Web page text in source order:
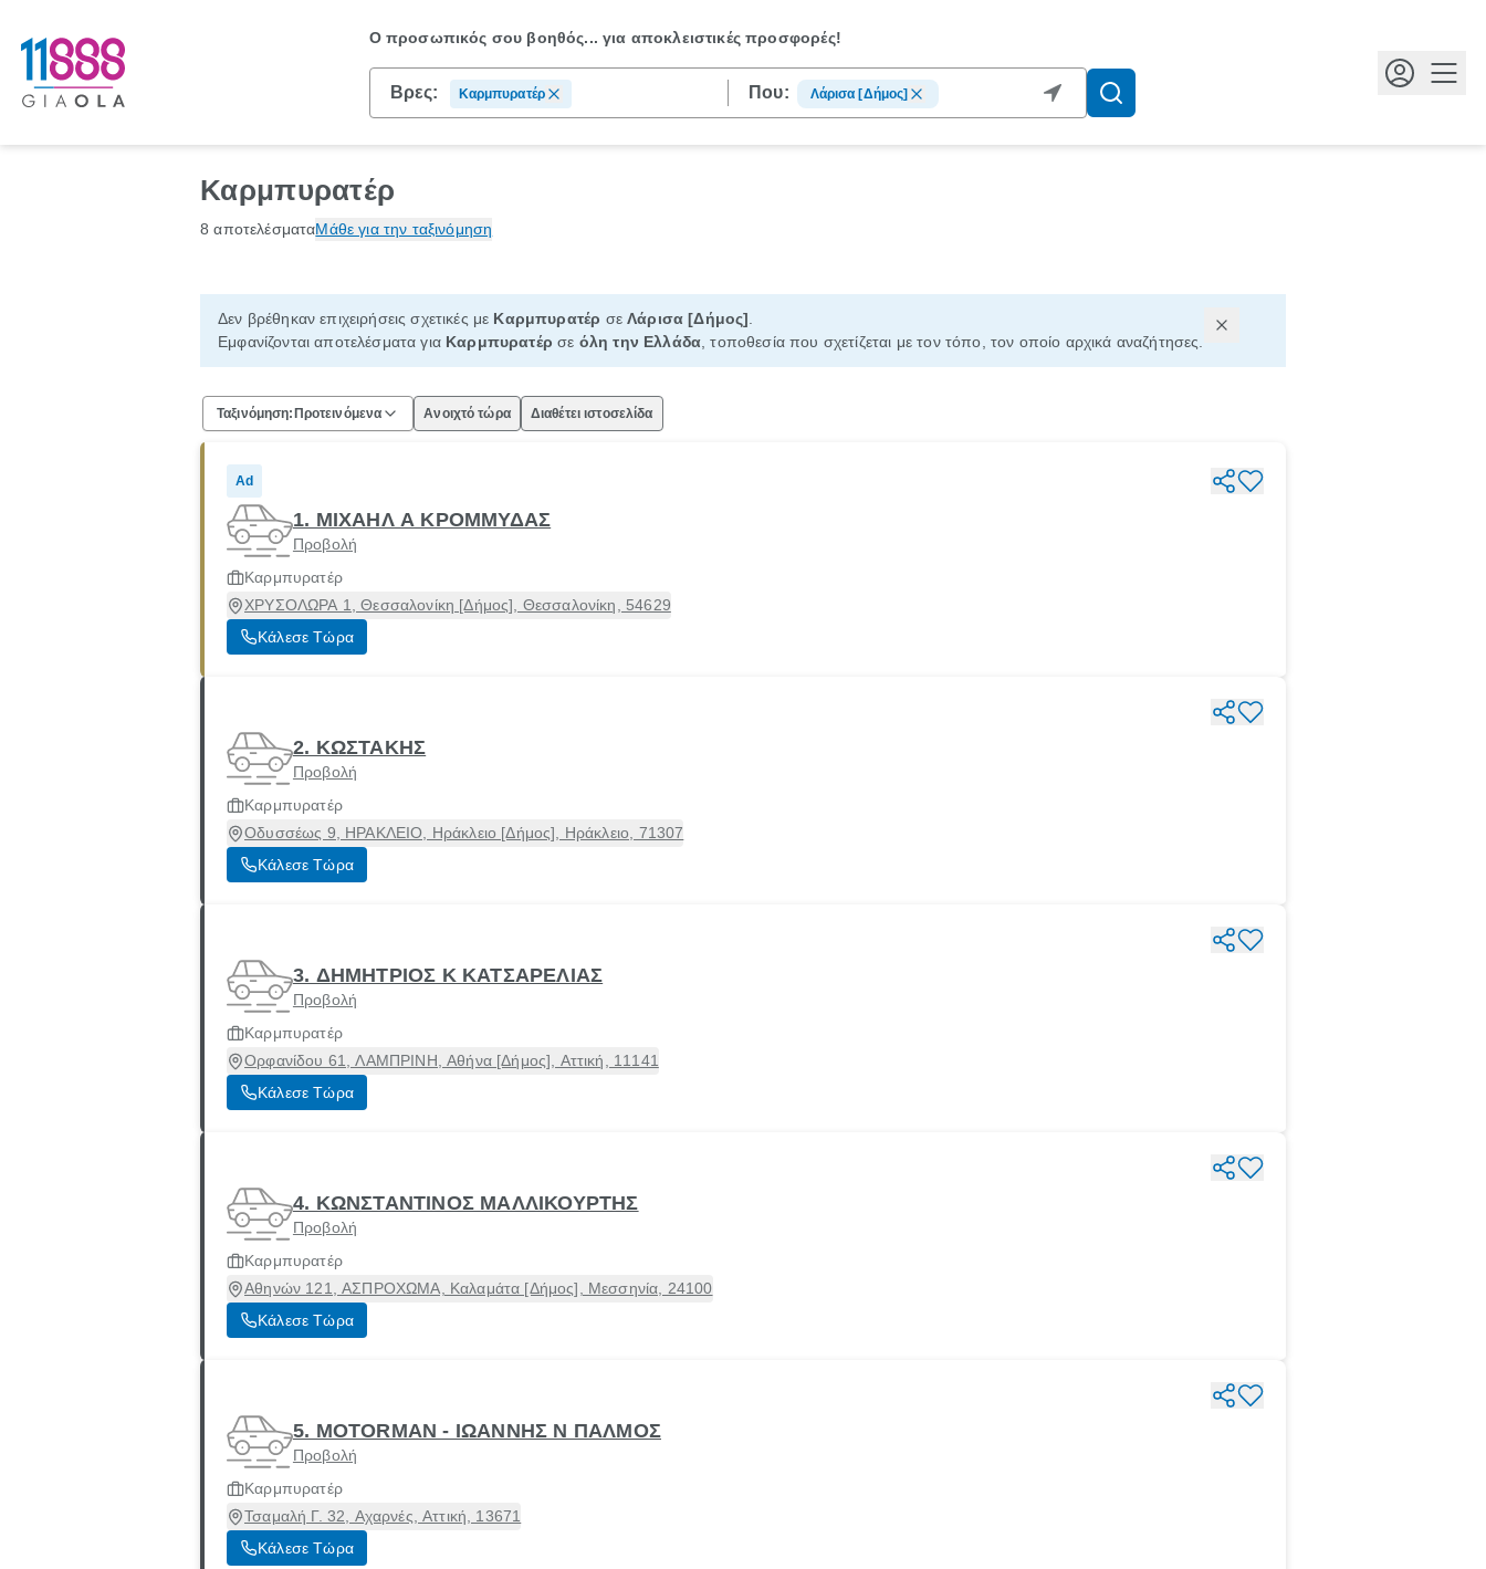
Ο προσωπικός σου βοηθός...για αποκλειστικές προσφορές!
Βρες: Καρμπυρατέρ Που: Λάρισα [Δήμος]
Καρμπυρατέρ
8 αποτελέσματαΜάθε για την ταξινόμηση
Δεν βρέθηκαν επιχειρήσεις σχετικές με Καρμπυρατέρ σεΛάρισα [Δήμος]
Εμφανίζονται αποτελέσματα για Καρμπυρατέρ σε όλη την Ελλάδα , τοποθεσία που σχετίζεται με τον τόπο, τον οποίο αρχικά αναζήτησες.
Ταξινόμηση: Προτεινόμενα Ανοιχτό τώρα Διαθέτει ιστοσελίδα
Ad
1. ΜΙΧΑΗΛ Α ΚΡΟΜΜΥΔΑΣ
Προβολή
Καρμπυρατέρ
ΧΡΥΣΟΛΩΡΑ 1, Θεσσαλονίκη [Δήμος], Θεσσαλονίκη, 54629
Κάλεσε Τώρα
2. ΚΩΣΤΑΚΗΣ
Προβολή
Καρμπυρατέρ
Οδυσσέως 9, ΗΡΑΚΛΕΙΟ, Ηράκλειο [Δήμος], Ηράκλειο, 71307
Κάλεσε Τώρα
3. ΔΗΜΗΤΡΙΟΣ Κ ΚΑΤΣΑΡΕΛΙΑΣ
Προβολή
Καρμπυρατέρ
Ορφανίδου 61, ΛΑΜΠΡΙΝΗ, Αθήνα [Δήμος], Αττική, 11141
Κάλεσε Τώρα
4. ΚΩΝΣΤΑΝΤΙΝΟΣ ΜΑΛΛΙΚΟΥΡΤΗΣ
Προβολή
Καρμπυρατέρ
Αθηνών 121, ΑΣΠΡΟΧΩΜΑ, Καλαμάτα [Δήμος], Μεσσηνία, 24100
Κάλεσε Τώρα
5. MOTORMAN - ΙΩΑΝΝΗΣ Ν ΠΑΛΜΟΣ
Προβολή
Καρμπυρατέρ
Τσαμαλή Γ. 32, Αχαρνές, Αττική, 13671
Κάλεσε Τώρα